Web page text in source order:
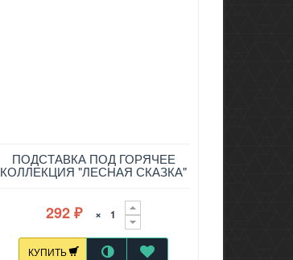
ПОДСТАВКА ПОД ГОРЯЧЕЕ
КОЛЛЕКЦИЯ "ЛЕСНАЯ СКАЗКА"
16*16 СМ, 229-712
292₽ ×
КУПИТЬ